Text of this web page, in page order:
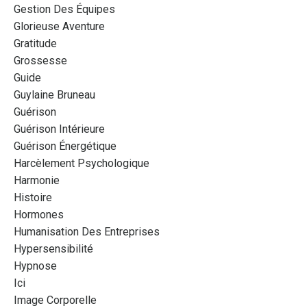
Gestion Des Équipes
Glorieuse Aventure
Gratitude
Grossesse
Guide
Guylaine Bruneau
Guérison
Guérison Intérieure
Guérison Énergétique
Harcèlement Psychologique
Harmonie
Histoire
Hormones
Humanisation Des Entreprises
Hypersensibilité
Hypnose
Ici
Image Corporelle